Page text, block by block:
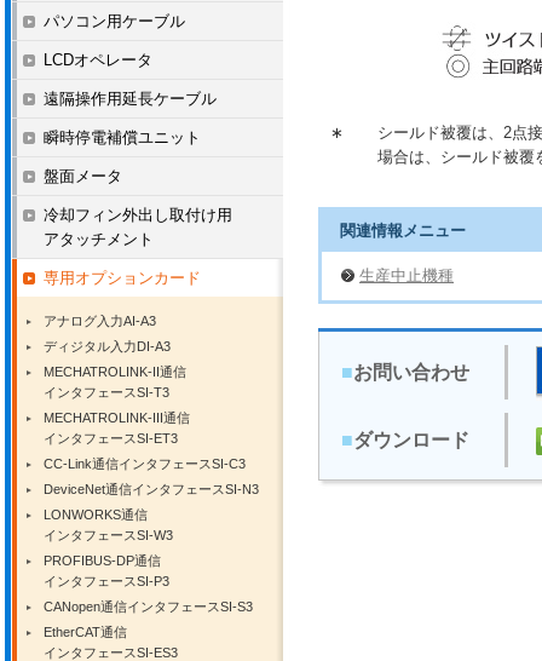
∗
シールド被覆は、2点
場合は、シールド被覆
関連情報メニュー
生産中止機種
■お問い合わせ
■ダウンロード
パソコン用ケーブル
LCDオペレータ
遠隔操作用延長ケーブル
瞬時停電補償ユニット
盤面メータ
冷却フィン外出し取付け用
アタッチメント
専用オプションカード
アナログ入力AI-A3
ディジタル入力DI-A3
MECHATROLINK-II通信
インタフェースSI-T3
MECHATROLINK-III通信
インタフェースSI-ET3
CC-Link通信インタフェースSI-C3
DeviceNet通信インタフェースSI-N3
LONWORKS通信
インタフェースSI-W3
PROFIBUS-DP通信
インタフェースSI-P3
CANopen通信インタフェースSI-S3
EtherCAT通信
インタフェースSI-ES3